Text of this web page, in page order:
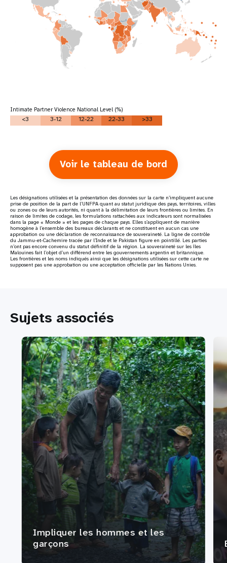
Intimate Partner Violence National Level (%)
<3 3-12 12-22 22-33 >33
Voir le tableau de bord
Les désignations utilisées et la présentation des données sur la carte n’impliquent aucune
prise de position de la part de l’UNFPA quant au statut juridique des pays, territoires, villes
ou zones ou de leurs autorités, ni quant à la délimitation de leurs frontières ou limites. En
raison de limites de codage, les formulations rattachées aux indicateurs sont normalisées
dans la page « Monde » et les pages de chaque pays. Elles s’appliquent de manière
homogène à l’ensemble des bureaux déclarants et ne constituent en aucun cas une
approbation ou une déclaration de reconnaissance de souveraineté. La ligne de contrôle
du Jammu-et-Cachemire tracée par l’Inde et le Pakistan figure en pointillé. Les parties
n’ont pas encore convenu du statut définitif de la région. La souveraineté sur les îles
Malouines fait l’objet d’un différend entre les gouvernements argentin et britannique.
Les frontières et les noms indiqués ainsi que les désignations utilisées sur cette carte ne
supposent pas une approbation ou une acceptation officielle par les Nations Unies.
Sujets associés
Impliquer les hommes et les
garçons